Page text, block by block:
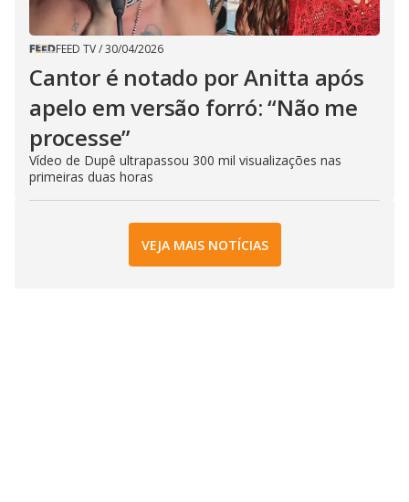
FEED TV/30/04/2026
Cantor é notado por Anitta após
apelo em versão forró: “Não me
processe”
Vídeo de Dupê ultrapassou 300 mil visualizações nas
primeiras duas horas
VEJA MAIS NOTÍCIAS